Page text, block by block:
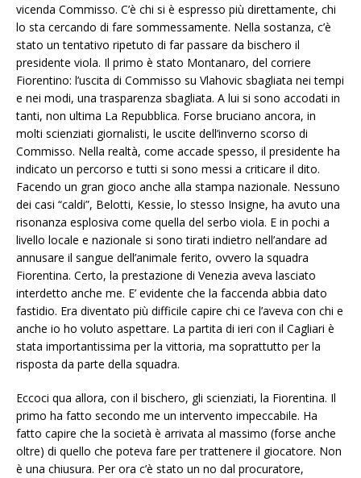
vicenda Commisso. C’è chi si è espresso più direttamente, chi
lo sta cercando di fare sommessamente. Nella sostanza, c’è
stato un tentativo ripetuto di far passare da bischero il
presidente viola. Il primo è stato Montanaro, del corriere
Fiorentino: l’uscita di Commisso su Vlahovic sbagliata nei tempi
e nei modi, una trasparenza sbagliata. A lui si sono accodati in
tanti, non ultima La Repubblica. Forse bruciano ancora, in
molti scienziati giornalisti, le uscite dell’inverno scorso di
Commisso. Nella realtà, come accade spesso, il presidente ha
indicato un percorso e tutti si sono messi a criticare il dito.
Facendo un gran gioco anche alla stampa nazionale. Nessuno
dei casi “caldi”, Belotti, Kessie, lo stesso Insigne, ha avuto una
risonanza esplosiva come quella del serbo viola. E in pochi a
livello locale e nazionale si sono tirati indietro nell’andare ad
annusare il sangue dell’animale ferito, ovvero la squadra
Fiorentina. Certo, la prestazione di Venezia aveva lasciato
interdetto anche me. E’ evidente che la faccenda abbia dato
fastidio. Era diventato più difficile capire chi ce l’aveva con chi e
anche io ho voluto aspettare. La partita di ieri con il Cagliari è
stata importantissima per la vittoria, ma soprattutto per la
risposta da parte della squadra.
Eccoci qua allora, con il bischero, gli scienziati, la Fiorentina. Il
primo ha fatto secondo me un intervento impeccabile. Ha
fatto capire che la società è arrivata al massimo (forse anche
oltre) di quello che poteva fare per trattenere il giocatore. Non
è una chiusura. Per ora c’è stato un no dal procuratore,